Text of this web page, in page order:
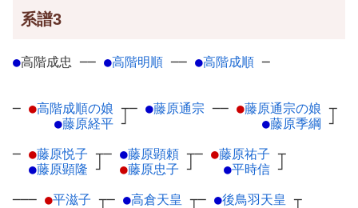
系譜3
●高階成忠 ── ●高階明順 ── ●高階成順 ─
─ ●高階成順の娘 ┬
●藤原経平 ┘
─ ●藤原通宗 ── ●藤原通宗の娘 ┬
●藤原季綱 ┘
─ ●藤原悦子 ┬
●藤原顕隆 ┘
─ ●藤原顕頼 ┬
●藤原忠子 ┘
─ ●藤原祐子 ┬
●平時信 ┘
─── ●平滋子 ┬─ ●高倉天皇 ┬─ ●後鳥羽天皇 ┬